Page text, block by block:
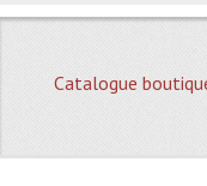
Catalogue